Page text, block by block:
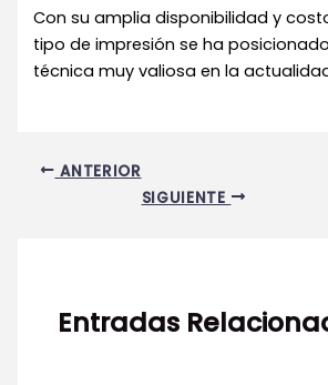
Con su amplia disponibilidad y
tipo de impresión se ha
técnica muy valiosa en la
ANTERIOR
SIGUIENTE
Entradas